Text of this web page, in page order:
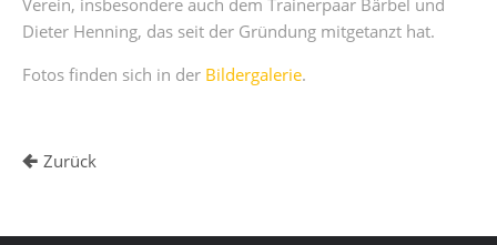
Verein, insbesondere auch dem Trainerpaar Bärbel und
Dieter Henning, das seit der Gründung mitgetanzt hat.
Fotos finden sich in der Bildergalerie.
Zurück